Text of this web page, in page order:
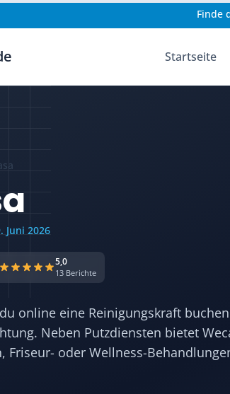
Finde
Startseite
Juni 2026
5,0
13 Berichte
online eine Reinigungskraft
Neben Putzdiensten bietet
Friseur- oder Wellness-